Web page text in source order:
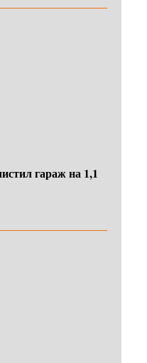
гараж на 1,1